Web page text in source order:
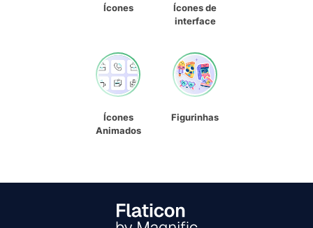
Ícones
Ícones de
interface
Ícones
Animados
Figurinhas